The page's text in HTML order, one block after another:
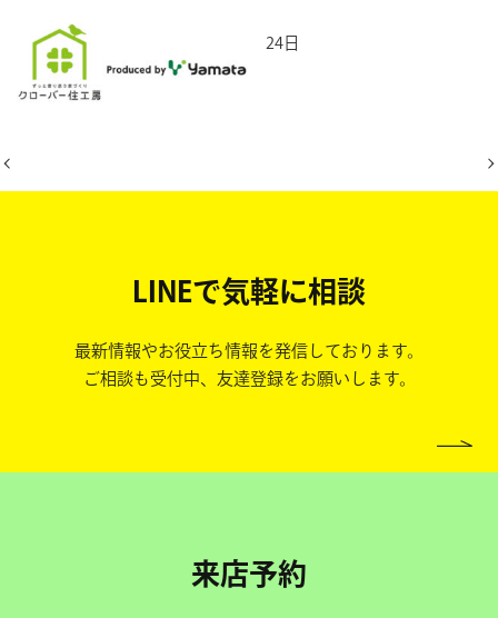
2026年2月24日
LINEで気軽に相談
最新情報やお役立ち情報を発信しております。
ご相談も受付中、友達登録をお願いします。
来店予約